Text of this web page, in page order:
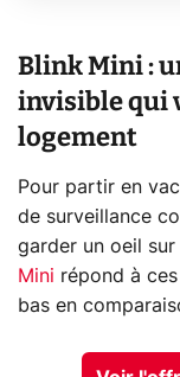
Blink Mini :
invisible qui
logement
Pour partir en
de surveillance
garder un oeil
Mini répond à
bas en